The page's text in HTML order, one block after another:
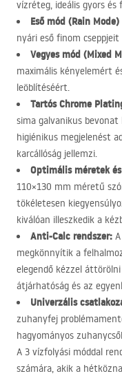
vízréteg, ideális gyors
Eső mód (Rain Mode)
nyári eső finom
Vegyes mód (Mixed
maximális kényelemért
leöblítéséért.
Tartós Chrome
sima galvanikus
higiénikus megjelenést
karcállóság jellemzi.
Optimális méretek
110×130 mm méretű
tökéletesen
kiválóan illeszkedik a
Anti-Calc rendszer:
megkönnyítik a
elegendő kézzel
átjárhatóság és az
Univerzális
zuhanyfej
hagyományos
A 3 vízfolyási móddal
számára, akik a